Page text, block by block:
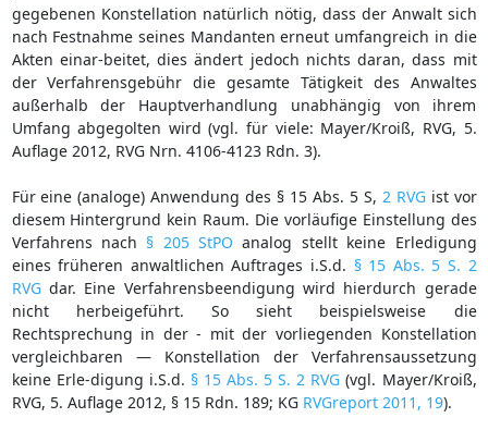
gegebenen Konstellation natürlich nötig, dass der Anwalt sich
nach Festnahme seines Mandanten erneut umfangreich in die
Akten einar-beitet, dies ändert jedoch nichts daran, dass mit
der Verfahrensgebühr die gesamte Tätigkeit des Anwaltes
außerhalb der Hauptverhandlung unabhängig von ihrem
Umfang abgegolten wird (vgl. für viele: Mayer/Kroiß, RVG, 5.
Auflage 2012, RVG Nrn. 4106-4123 Rdn. 3).
Für eine (analoge) Anwendung des § 15 Abs. 5 S, 2 RVGist vor
diesem Hintergrund kein Raum. Die vorläufige Einstellung des
Verfahrens nach § 205 StPO analog stellt keine Erledigung
eines früheren anwaltlichen Auftrages i.S.d. § 15 Abs. 5 S. 2
RVGdar. Eine Verfahrensbeendigung wird hierdurch gerade
nicht herbeigeführt. So sieht beispielsweise die
Rechtsprechung in der - mit der vorliegenden Konstellation
vergleichbaren — Konstellation der Verfahrensaussetzung
keine Erle-digung i.S.d. § 15 Abs. 5 S. 2 RVG (vgl. Mayer/Kroiß,
RVG, 5. Auflage 2012, § 15 Rdn. 189; KG RVGreport 2011, 19).